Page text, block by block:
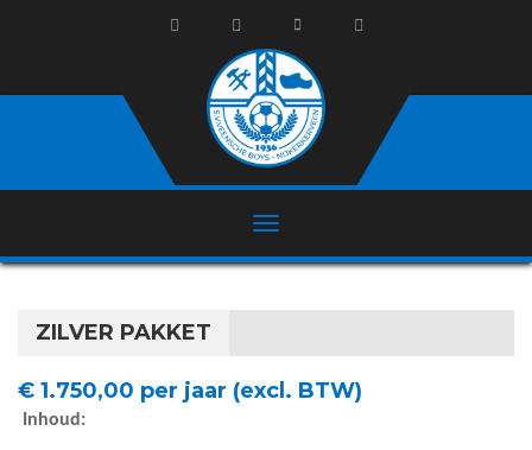
ZILVER PAKKET
€ 1.750,00 per jaar (excl. BTW)
Inhoud: